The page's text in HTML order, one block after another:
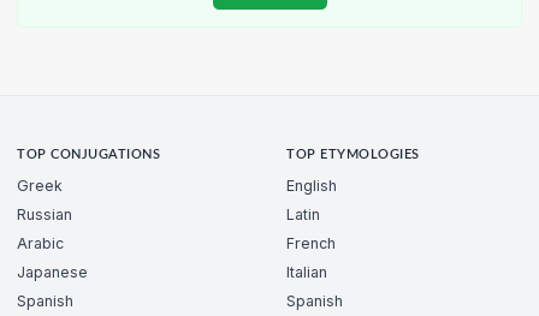
TOP CONJUGATIONS
Greek
Russian
Arabic
Japanese
Spanish
TOP ETYMOLOGIES
English
Latin
French
Italian
Spanish